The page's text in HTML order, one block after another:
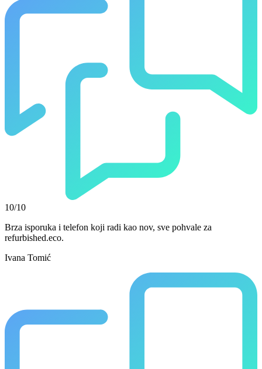
10/10
Brza isporuka i telefon koji radi kao nov, sve pohvale za
refurbished.eco.
Ivana Tomić